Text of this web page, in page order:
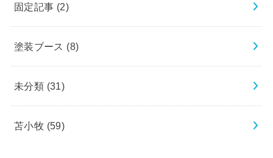
固定記事 (2)
塗装ブース (8)
未分類 (31)
苫小牧 (59)